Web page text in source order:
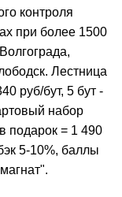
контроля
при более 1500
Лестница
руб/бут, 5 бут -
набор
подарок = 1 490
5-10%, баллы